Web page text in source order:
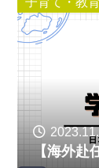
【海外